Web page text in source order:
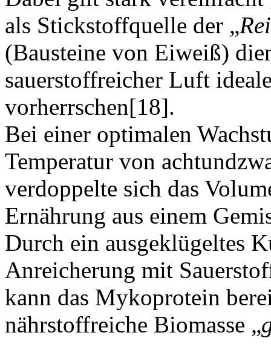
als Stickstoffquelle der „
(Bausteine von Eiweiß)
sauerstoffreicher Luft
vorherrschen[18].
Bei einer optimalen
Temperatur von
verdoppelte sich das
Ernährung aus einem
Durch ein ausgeklügeltes
Anreicherung mit
kann das Mykoprotein
nährstoffreiche Biomasse „